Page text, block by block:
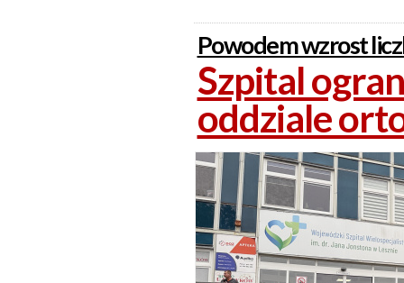
Powodem wzrost
Szpital
oddziale